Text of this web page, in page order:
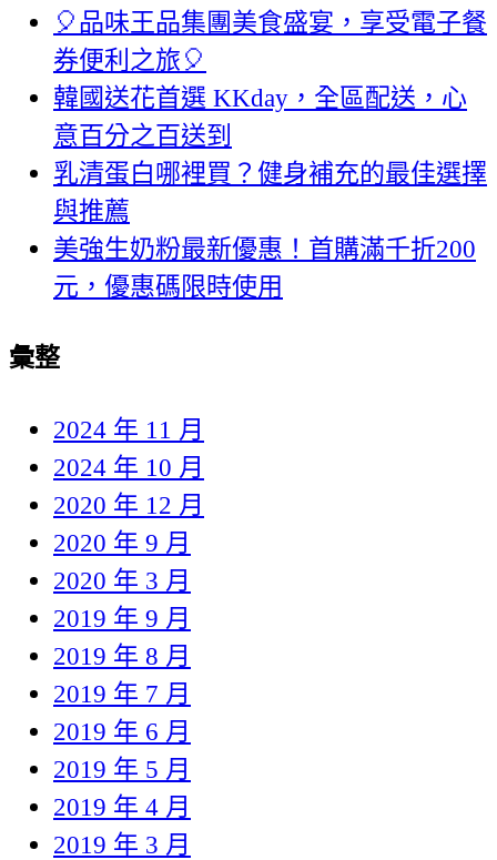
🎈品味王品集團美食盛宴，享受電子餐
券便利之旅🎈
韓國送花首選 KKday，全區配送，心
意百分之百送到
乳清蛋白哪裡買？健身補充的最佳選擇
與推薦
美強生奶粉最新優惠！首購滿千折200
元，優惠碼限時使用
彙整
2024 年 11 月
2024 年 10 月
2020 年 12 月
2020 年 9 月
2020 年 3 月
2019 年 9 月
2019 年 8 月
2019 年 7 月
2019 年 6 月
2019 年 5 月
2019 年 4 月
2019 年 3 月